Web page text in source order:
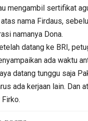
mengambil sertifikat
nama Firdaus,
namanya Dona.
datang ke BRI,
ada waktu
datang tunggu saja
ada kerjaan lain. Dan
Firko.